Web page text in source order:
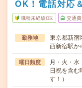
OK！電話対応
職種未経験OK 交通
勤務地
東京都新宿
西新宿駅か
曜日頻度
月・火・
日祝を含
す！）